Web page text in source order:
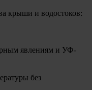
крыши и водостоков:
явлениям и УФ-
без